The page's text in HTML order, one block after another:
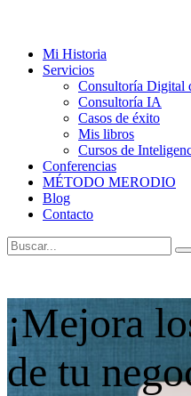
Mi Historia
Servicios
Consultoría Digital
Consultoría IA
Casos de éxito
Mis libros
Cursos de
Conferencias
MÉTODO MERODIO
Blog
Contacto
¡Mejora
de tu